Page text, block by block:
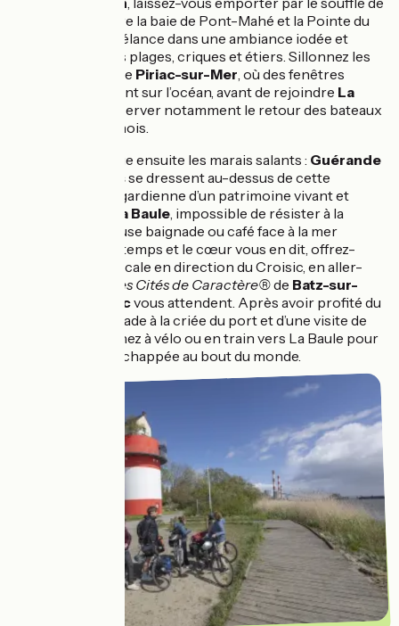
l’Atlantique ! Entre la baie de Pont-Mahé et la Pointe du
Bile, l’itinéraire s’élance dans une ambiance iodée et
sauvage, avec ses plages, criques et étiers. Sillonnez les
ruelles étroites de Piriac-sur-Mer, où des fenêtres
discrètes s’ouvrent sur l’océan, avant de rejoindre La
et d’observer notamment le retour des bateaux
de pêche à l'anchois.
Le parcours longe ensuite les marais salants : Guérande
et ses rempartsse dressent au-dessus de cette
mosaïque salée, gardienne d’un patrimoine vivant et
La Baule, impossible de résister à la
célèbre baie : pause baignade ou café face à la mer
s’imposent. Si le temps et le cœur vous en dit, offrez-
vous vous une escale en direction du Croisic, en aller-
Petites Cités de Caractère®de Batz-sur-
Croisicvous attendent. Après avoir profité du
Croisic, d’une balade à la criée du port et d’une visite de
l’Océarium, revenez à vélo ou en train vers La Baule pour
conclure cette échappée au bout du monde.